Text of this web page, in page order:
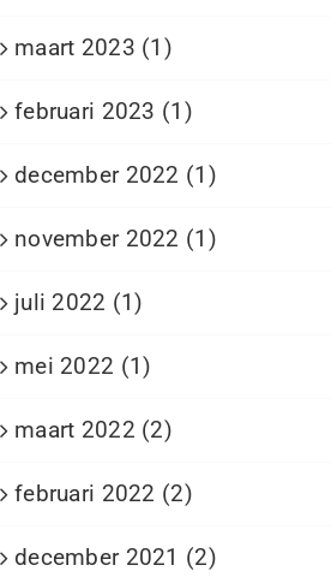
maart 2023 (1)
februari 2023 (1)
december 2022 (1)
november 2022 (1)
juli 2022 (1)
mei 2022 (1)
maart 2022 (2)
februari 2022 (2)
december 2021 (2)